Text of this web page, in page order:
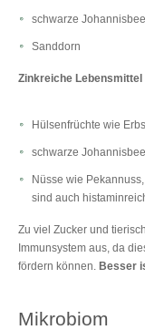
schwarze
Sanddorn
Zinkreiche Lebensmittel
Hülsenfrüchte wie
schwarze
Nüsse wie
sind auch
Zu viel Zucker und
Immunsystem aus, da
fördern können. Besser
Mikrobiom